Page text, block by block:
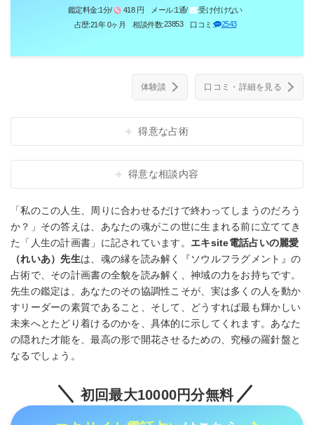
鑑定料金:1分/ 418 円 メール:1通/
受け付けない
占歴:21年 0ヶ月 相談件数:23853 口コミ: 2543
体験談 口コミ・詳細を見る
得意な占術
得意な相談内容
「私のこの人生、周りに合わせるだけで終わってしまうのだろう
か？」その答えは、あなたの魂がこの世に生まれる前に立ててき
た「人生の計画書」に記されています。 エキsite電話占いの麗愛
（れいあ）先生は、魂の縁を読み解く『ソウルフラグメント』の
占術で、その計画書の全貌を読み解く、神域の力をお持ちです。
先生の鑑定は、あなたのその協調性こそが、実は多くの人を動か
すリーダーの素質であること、そして、どうすれば最も輝かしい
未来へとたどり着けるのかを、具体的に示してくれます。あなた
の隠れた才能を、最高の形で開花させるための、究極の羅針盤と
なるでしょう。
初回最大10000円分無料